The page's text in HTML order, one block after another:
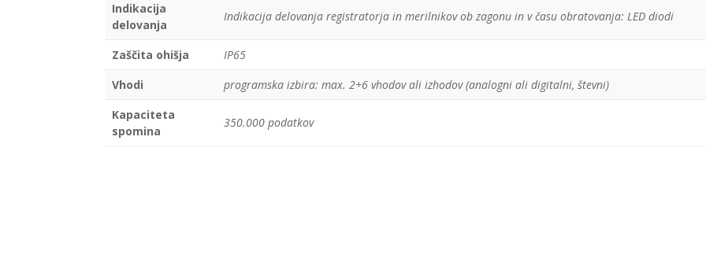
Indikacija
delovanja
Indikacija delovanja registratorja in merilnikov ob zagonu in v času obratovanja: LED diodi
Zaščita ohišja
IP65
Vhodi
programska izbira: max. 2+6 vhodov ali izhodov (analogni ali digitalni, števni)
Kapaciteta
spomina
350.000 podatkov